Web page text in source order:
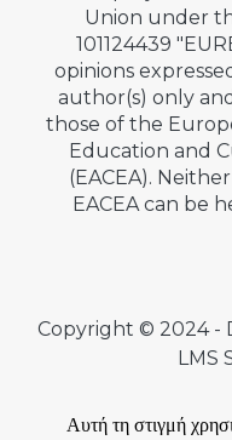
Union under
101124439
opinions
author(s) only
those of the
Education and
(EACEA).
EACEA can be
Copyright © 2024 -
LMS
Αυτή τη στιγμή